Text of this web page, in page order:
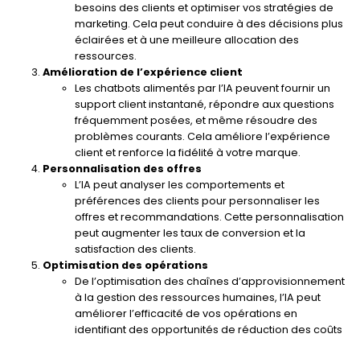
besoins des clients et optimiser vos stratégies de
marketing. Cela peut conduire à des décisions plus
éclairées et à une meilleure allocation des
ressources.
Amélioration de l’expérience client
Les chatbots alimentés par l’IA peuvent fournir un
support client instantané, répondre aux questions
fréquemment posées, et même résoudre des
problèmes courants. Cela améliore l’expérience
client et renforce la fidélité à votre marque.
Personnalisation des offres
L’IA peut analyser les comportements et
préférences des clients pour personnaliser les
offres et recommandations. Cette personnalisation
peut augmenter les taux de conversion et la
satisfaction des clients.
Optimisation des opérations
De l’optimisation des chaînes d’approvisionnement
à la gestion des ressources humaines, l’IA peut
améliorer l’efficacité de vos opérations en
identifiant des opportunités de réduction des coûts